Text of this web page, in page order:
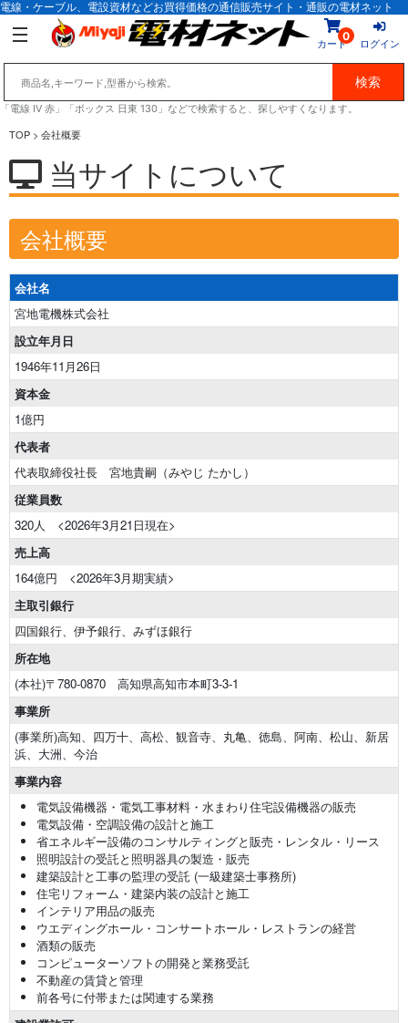
電線・ケーブル、電設資材などお買得価格の通信販売サイト・通販の電材ネット
0
カート ログイン
「電線 IV 赤」「ボックス 日東 130」などで検索すると、探しやすくなります。
TOP > 会社概要
当サイトについて
会社概要
会社名
宮地電機株式会社
設立年月日
1946年11月26日
資本金
1億円
代表者
代表取締役社長 宮地貴嗣（みやじ たかし）
従業員数
320人 <2026年3月21日現在>
売上高
164億円 <2026年3月期実績>
主取引銀行
四国銀行、伊予銀行、みずほ銀行
所在地
(本社)〒780-0870 高知県高知市本町3-3-1
事業所
(事業所)高知、四万十、高松、観音寺、丸亀、徳島、阿南、松山、新居
浜、大洲、今治
事業内容
電気設備機器・電気工事材料・水まわり住宅設備機器の販売
電気設備・空調設備の設計と施工
省エネルギー設備のコンサルティングと販売・レンタル・リース
照明設計の受託と照明器具の製造・販売
建築設計と工事の監理の受託 (一級建築士事務所)
住宅リフォーム・建築内装の設計と施工
インテリア用品の販売
ウエディングホール・コンサートホール・レストランの経営
酒類の販売
コンピューターソフトの開発と業務受託
不動産の賃貸と管理
前各号に付帯または関連する業務